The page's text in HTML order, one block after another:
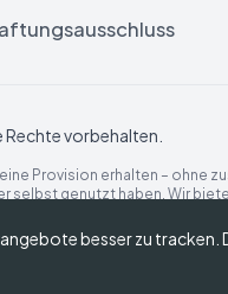
Rechte vorbehalten.
Provision erhalten – ohne
genutzt haben. Wir
sind unsere eigenen.
besser zu tracken.